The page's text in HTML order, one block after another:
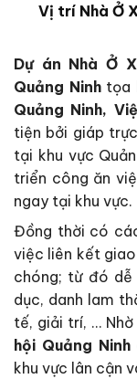
Vị tríNhà Ở
Dự án Nhà Ở
Quảng Ninhtọa
Quảng Ninh,
tiện bởi giáp
tại khu vực
triển công ăn
ngay tại khu vực.
Đồng thời có
việc liên kết
chóng; từ đó
dục, danh lam
tế, giải trí, …
hội Quảng Ninh
khu vực lân cận